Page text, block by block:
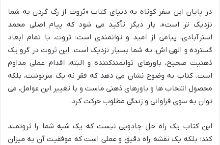
در پایان این سفر کوتاه به دنیای کتاب «ثروت از رگ گردن به شما
نزدیک تر است»، بار دیگر تأکید می شود که پیام اصلی محمد
استرآبادی، پیامی از امید و توانمندی است: ثروت، با تمام ابعاد
گسترده و الهی اش، به شما بسیار نزدیک است. این ثروت در گرو یک
ذهنیت صحیح، باورهای توانمندکننده و البته، اقدام عملی مداوم
است. کتاب به وضوح نشان می دهد که فقر نه یک سرنوشت، بلکه
محصول انتخاب ها و باورهای ذهنی ماست و با تغییر این عوامل، می
توان به سوی فراوانی و زندگی مطلوب حرکت کرد.
این کتاب یک راه حل جادویی نیست که یک شبه شما را ثروتمند
کند؛ بلکه یک نقشه راه دقیق و عملی است که موفقیت آن به میزان